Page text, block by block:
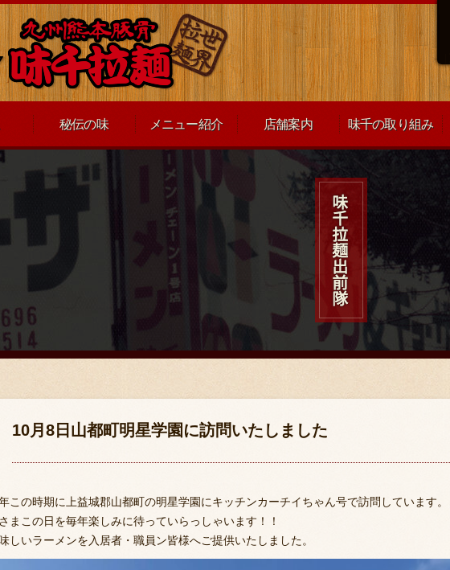
秘伝の味 メニュー紹介 店舗案内 味千の取り組み
10月8日山都町明星学園に訪問いたしました
この時期に上益城郡山都町の明星学園にキッチンカーチイちゃん号で訪問しています。
まこの日を毎年楽しみに待っていらっしゃいます！！
しいラーメンを入居者・職員ン皆様へご提供いたしました。